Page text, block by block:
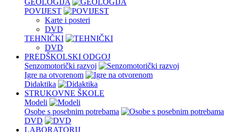
GEOLOGIJA
POVIJEST
Karte i posteri
DVD
TEHNIČKI
DVD
PREDŠKOLSKI ODGOJ
Senzomotorički razvoj
Igre na otvorenom
Didaktika
STRUKOVNE ŠKOLE
Modeli
Osobe s posebnim potrebama
DVD
LABORATORIJ